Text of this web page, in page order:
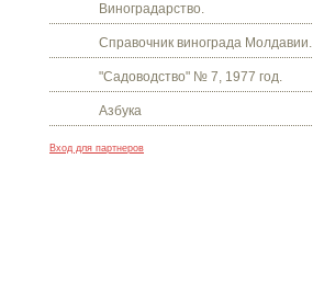
Виноградарство.
Справочник винограда Молдавии.
"Садоводство" № 7, 1977 год.
Азбука
Вход для партнеров